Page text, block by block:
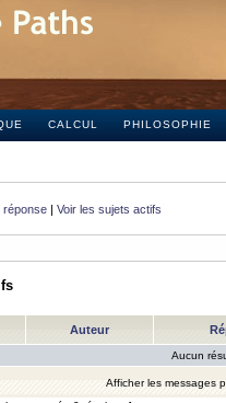
CALCUL PHILOSOPHIE
réponse | Voir les sujets actifs
Auteur
Aucun
Afficher les messages